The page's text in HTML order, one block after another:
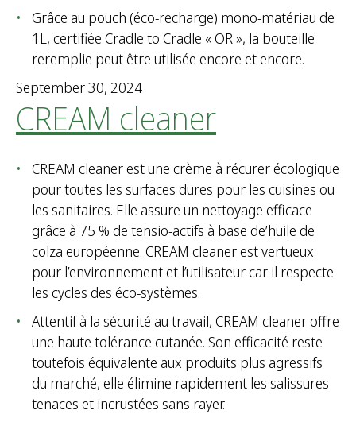
Grâce au pouch (éco-recharge) mono-matériau de
1L, certifiée Cradle to Cradle « OR », la bouteille
reremplie peut être utilisée encore et encore.
September 30, 2024
CREAM cleaner
CREAM cleaner est une crème à récurer écologique
pour toutes les surfaces dures pour les cuisines ou
les sanitaires. Elle assure un nettoyage efficace
grâce à 75 % de tensio-actifs à base de’huile de
colza européenne. CREAM cleaner est vertueux
pour l’environnement et l’utilisateur car il respecte
les cycles des éco-systèmes.
Attentif à la sécurité au travail, CREAM cleaner offre
une haute tolérance cutanée. Son efficacité reste
toutefois équivalente aux produits plus agressifs
du marché, elle élimine rapidement les salissures
tenaces et incrustées sans rayer.